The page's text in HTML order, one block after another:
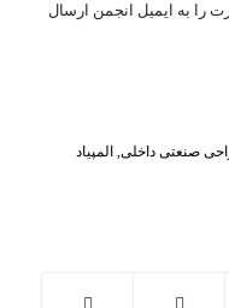
را به ایمیل انجمن ارسال
صنعتی داخلی, المپیاد